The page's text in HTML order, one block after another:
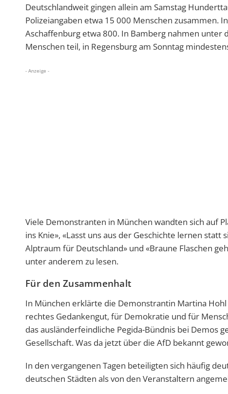
Deutschlandweit gingen allein am Samstag
Polizeiangaben etwa 15 000 Menschen zusammen.
Aschaffenburg etwa 800. In Bamberg nahmen
Menschen teil, in Regensburg am Sonntag
- Anzeige -
Viele Demonstranten in München wandten sich auf
ins Knie», «Lasst uns aus der Geschichte lernen statt
Alptraum für Deutschland» und «Braune Flaschen
unter anderem zu lesen.
Für den Zusammenhalt
In München erklärte die Demonstrantin Martina
rechtes Gedankengut, für Demokratie und für
das ausländerfeindliche Pegida-Bündnis bei Demos
Gesellschaft. Was da jetzt über die AfD bekannt
In den vergangenen Tagen beteiligten sich häufig
deutschen Städten als von den Veranstaltern